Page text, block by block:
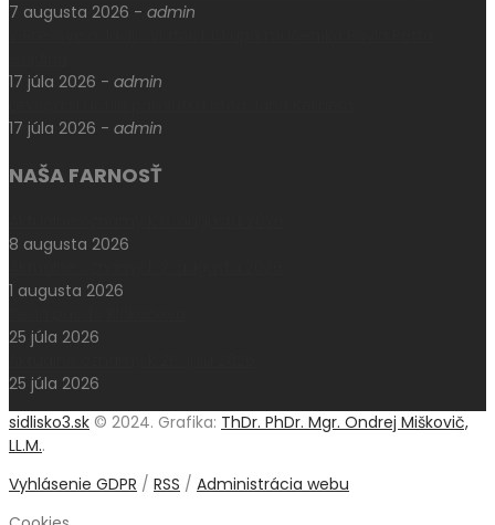
7 augusta 2026 - admin
17 júla 2026 - admin
17 júla 2026 - admin
NAŠA FARNOSŤ
8 augusta 2026
1 augusta 2026
25 júla 2026
25 júla 2026
sidlisko3.sk © 2024. Grafika: ThDr. PhDr. Mgr. Ondrej Miškovič,
LL.M..
Vyhlásenie GDPR / RSS / Administrácia webu